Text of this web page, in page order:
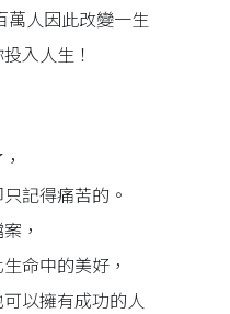
萬人因此改變一生
入人生！
記得痛苦的。
，
命中的美好，
以擁有成功的人